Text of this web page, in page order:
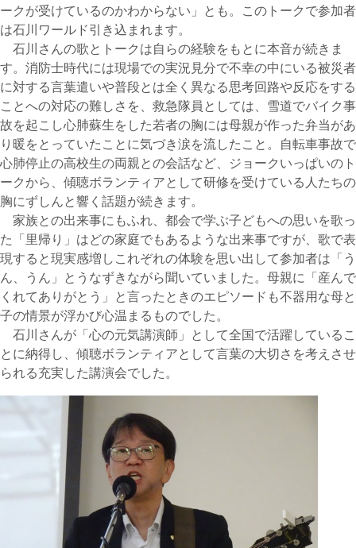
ークが受けているのかわからない」とも。このトークで参加者
は石川ワールド引き込まれます。
石川さんの歌とトークは自らの経験をもとに本音が続きま
す。消防士時代には現場での実況見分で不幸の中にいる被災者
に対する言葉遣いや普段とは全く異なる思考回路や反応をする
ことへの対応の難しさを、救急隊員としては、雪道でバイク事
故を起こし心肺蘇生をした若者の胸には母親が作った弁当があ
り暖をとっていたことに気づき涙を流したこと。自転車事故で
心肺停止の高校生の両親との会話など、ジョークいっぱいのト
ークから、傾聴ボランティアとして研修を受けている人たちの
胸にずしんと響く話題が続きます。
家族との出来事にもふれ、都会で学ぶ子どもへの思いを歌っ
た「里帰り」はどの家庭でもあるような出来事ですが、歌で表
現すると現実感増しこれぞれの体験を思い出して参加者は「う
ん、うん」とうなずきながら聞いていました。母親に「産んで
くれてありがとう」と言ったときのエピソードも不器用な母と
子の情景が浮かび心温まるものでした。
石川さんが「心の元気講演師」として全国で活躍しているこ
とに納得し、傾聴ボランティアとして言葉の大切さを考えさせ
られる充実した講演会でした。